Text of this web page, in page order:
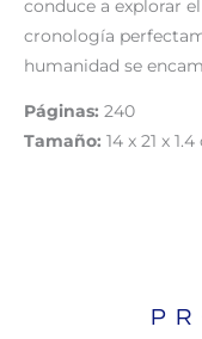
conduce a explorar
cronología
humanidad se
Páginas: 240
Tamaño: 14 x 21 x